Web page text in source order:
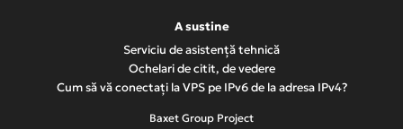
A sustine
Serviciu de asistență tehnică
Ochelari de citit, de vedere
Cum să vă conectați la VPS pe IPv6 de la adresa IPv4?
Baxet Group Project